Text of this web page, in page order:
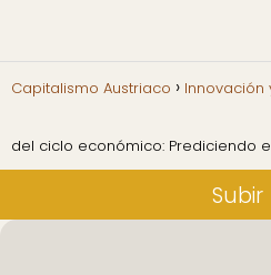
Capitalismo Austriaco Innovación
del ciclo económico: Prediciendo
Subir